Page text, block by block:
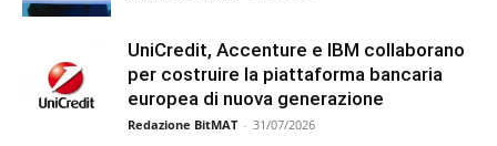
UniCredit, Accenture e IBM collaborano
per costruire la piattaforma bancaria
europea di nuova generazione
Redazione BitMAT - 31/07/2026